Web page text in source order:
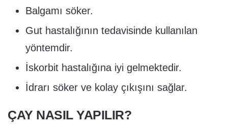
Balgamı söker.
Gut hastalığının tedavisinde kullanılan
yöntemdir.
İskorbit hastalığına iyi gelmektedir.
İdrarı söker ve kolay çıkışını sağlar.
ÇAY NASIL YAPILIR?